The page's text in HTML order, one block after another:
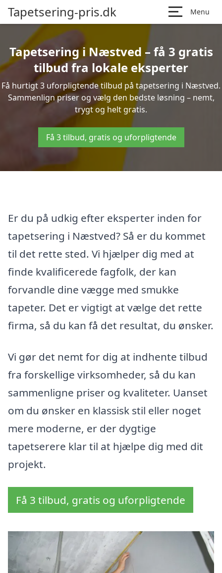
Tapetsering-pris.dk Menu
Tapetsering i Næstved – få 3 gratis
tilbud fra lokale eksperter
Få hurtigt 3 uforpligtende tilbud på tapetsering i Næstved.
Sammenlign priser og vælg den bedste løsning – nemt,
trygt og helt gratis.
Få 3 tilbud, gratis og uforpligtende
Er du på udkig efter eksperter inden for
tapetsering i Næstved? Så er du kommet
til det rette sted. Vi hjælper dig med at
finde kvalificerede fagfolk, der kan
forvandle dine vægge med smukke
tapeter. Det er vigtigt at vælge det rette
firma, så du kan få det resultat, du ønsker.
Vi gør det nemt for dig at indhente tilbud
fra forskellige virksomheder, så du kan
sammenligne priser og kvaliteter. Uanset
om du ønsker en klassisk stil eller noget
mere moderne, er der dygtige
tapetserere klar til at hjælpe dig med dit
projekt.
Få 3 tilbud, gratis og uforpligtende